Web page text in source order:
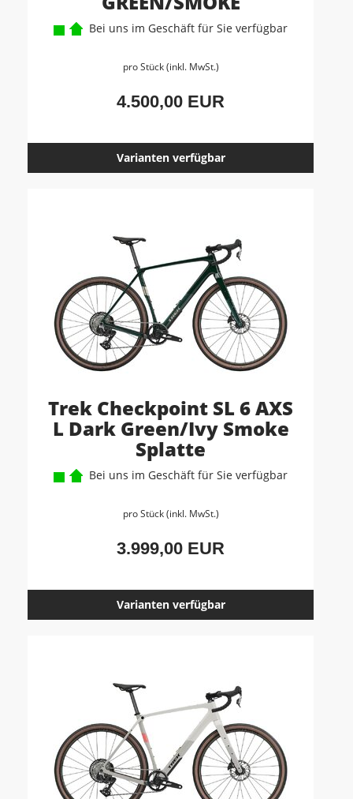
Bei uns im Geschäft für Sie verfügbar
pro Stück (inkl. MwSt.)
4.500,00 EUR
Varianten verfügbar
Trek Checkpoint SL 6 AXS
L Dark Green/Ivy Smoke
Splatte
Bei uns im Geschäft für Sie verfügbar
pro Stück (inkl. MwSt.)
3.999,00 EUR
Varianten verfügbar